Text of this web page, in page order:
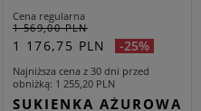
Cena regularna
1 569,00 PLN
1 176,75 PLN -25%
Najniższa cena z 30 dni przed
obniżką 1 255,20 PLN
SUKIENKA AŻUROWA